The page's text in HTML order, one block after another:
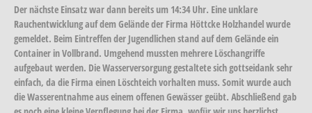
Der nächste Einsatz war dann bereits um 14:34 Uhr. Eine unklare
Rauchentwicklung auf dem Gelände der Firma Höttcke Holzhandel wurde
gemeldet. Beim Eintreffen der Jugendlichen stand auf dem Gelände ein
Container in Vollbrand. Umgehend mussten mehrere Löschangriffe
aufgebaut werden. Die Wasserversorgung gestaltete sich gottseidank sehr
einfach, da die Firma einen Löschteich vorhalten muss. Somit wurde auch
die Wasserentnahme aus einem offenen Gewässer geübt. Abschließend gab